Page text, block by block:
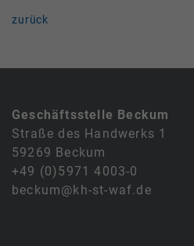
zurück
Geschäftsstelle Beckum
Straße des Handwerks 1
59269 Beckum
+49 (0)5971 4003-0
beckum@kh-st-waf.de